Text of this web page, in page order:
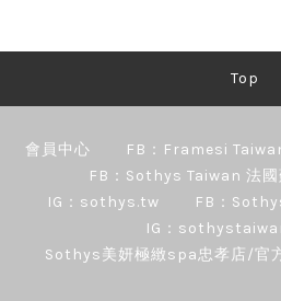
Top
會員中心 FB：Framesi
FB：Sothys Taiwan 法國
IG：sothys.tw
FB：
IG：
Sothys美妍極緻spa忠孝店/官